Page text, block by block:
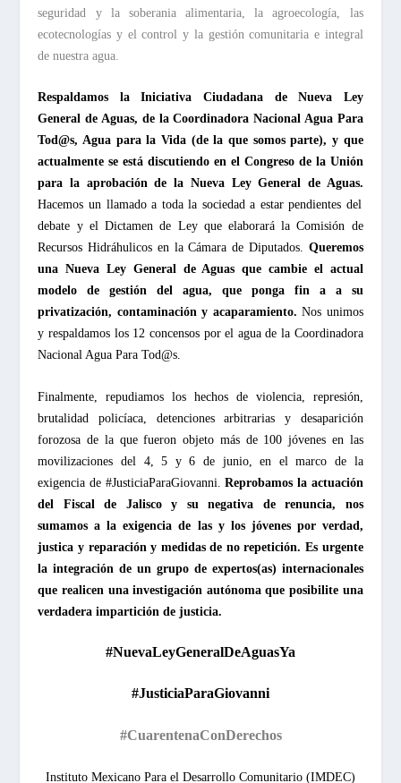
seguridad y la soberania alimentaria, la agroecología, las
ecotecnologías y el control y la gestión comunitaria e integral
de nuestra agua.
Respaldamos la Iniciativa Ciudadana de Nueva Ley
General de Aguas, de la Coordinadora Nacional Agua Para
Tod@s, Agua para la Vida (de la que somos parte), y que
actualmente se está discutiendo en el Congreso de la Unión
para la aprobación de la Nueva Ley General de Aguas.
Hacemos un llamado a toda la sociedad a estar pendientes del
debate y el Dictamen de Ley que elaborará la Comisión de
Recursos Hidráhulicos en la Cámara de Diputados. Queremos
una Nueva Ley General de Aguas que cambie el actual
modelo de gestión del agua, que ponga fin a a su
privatización, contaminación y acaparamiento. Nos unimos
y respaldamos los 12 concensos por el agua de la Coordinadora
Nacional Agua Para Tod@s.
Finalmente, repudiamos los hechos de violencia, represión,
brutalidad policíaca, detenciones arbitrarias y desaparición
forozosa de la que fueron objeto más de 100 jóvenes en las
movilizaciones del 4, 5 y 6 de junio, en el marco de la
exigencia de #JusticiaParaGiovanni.Reprobamos la actuación
del Fiscal de Jalisco y su negativa de renuncia, nos
sumamos a la exigencia de las y los jóvenes por verdad,
justica y reparación y medidas de no repetición. Es urgente
la integración de un grupo de expertos(as) internacionales
que realicen una investigación autónoma que posibilite una
verdadera impartición de justicia.
#NuevaLeyGeneralDeAguasYa
#JusticiaParaGiovanni
#CuarentenaConDerechos
Instituto Mexicano Para el Desarrollo Comunitario (IMDEC)